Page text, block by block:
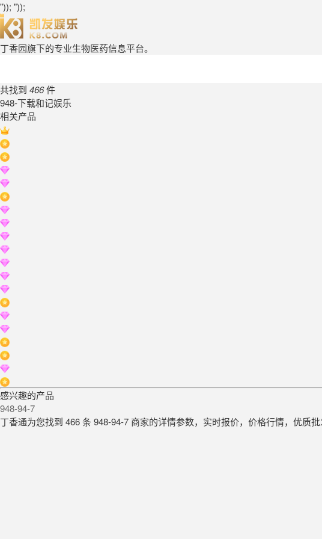
")); "));
丁香园旗下的专业生物医药信息平台。
共找到 466件
948-下载和记娱乐
相关产品
感兴趣的产品
948-94-7
丁香通为您找到 466 条 948-94-7 商家的详情参数，实时报价，价格行情，优质